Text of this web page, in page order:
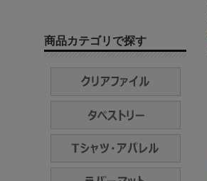
商品カテゴリで探す